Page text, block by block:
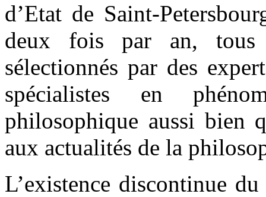
d’Etat de Saint-
deux fois par an, tous
sélectionnés par des
spécialistes en
philosophique aussi bien
aux actualités de la
L’existence discontinue